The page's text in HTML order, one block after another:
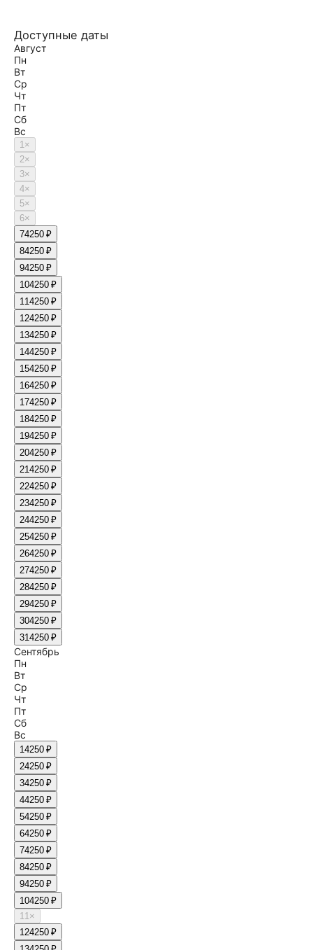
Доступные даты
Август
Пн
Вт
Ср
Чт
Пт
Сб
Вс
1×
2×
3×
4×
5×
6×
74250 ₽
84250 ₽
94250 ₽
104250 ₽
114250 ₽
124250 ₽
134250 ₽
144250 ₽
154250 ₽
164250 ₽
174250 ₽
184250 ₽
194250 ₽
204250 ₽
214250 ₽
224250 ₽
234250 ₽
244250 ₽
254250 ₽
264250 ₽
274250 ₽
284250 ₽
294250 ₽
304250 ₽
314250 ₽
Сентябрь
Пн
Вт
Ср
Чт
Пт
Сб
Вс
14250 ₽
24250 ₽
34250 ₽
44250 ₽
54250 ₽
64250 ₽
74250 ₽
84250 ₽
94250 ₽
104250 ₽
11×
124250 ₽